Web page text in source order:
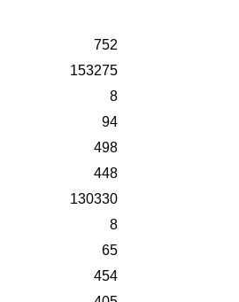
752
153275
8
94
498
448
130330
8
65
454